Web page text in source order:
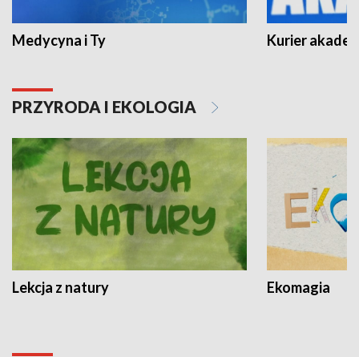
Medycyna i Ty Kurier
PRZYRODA I EKOLOGIA
Lekcja z natury Ekomagia